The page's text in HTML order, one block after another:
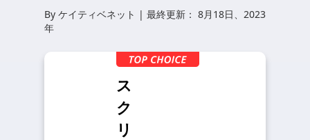
By ケイティベネット | 最終更新： 8月18日、2023
年
ス
ク
リ